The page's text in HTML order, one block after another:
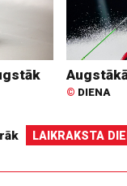
© DIENA
LAIKRAKSTA